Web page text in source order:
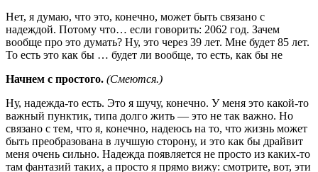
Нет, я думаю, что это, конечно, может быть связано с
надеждой. Потому что… если говорить: 2062 год. Зачем
вообще про это думать? Ну, это через 39 лет. Мне будет 85 лет.
То есть это как бы … будет ли вообще, то есть, как бы не
Начнем с простого. (Смеются.)
Ну, надежда-то есть. Это я шучу, конечно. У меня это какой-то
важный пунктик, типа долго жить — это не так важно. Но
связано с тем, что я, конечно, надеюсь на то, что жизнь может
быть преобразована в лучшую сторону, и это как бы драйвит
меня очень сильно. Надежда появляется не просто из каких-то
там фантазий таких, а просто я прямо вижу: смотрите, вот, эти